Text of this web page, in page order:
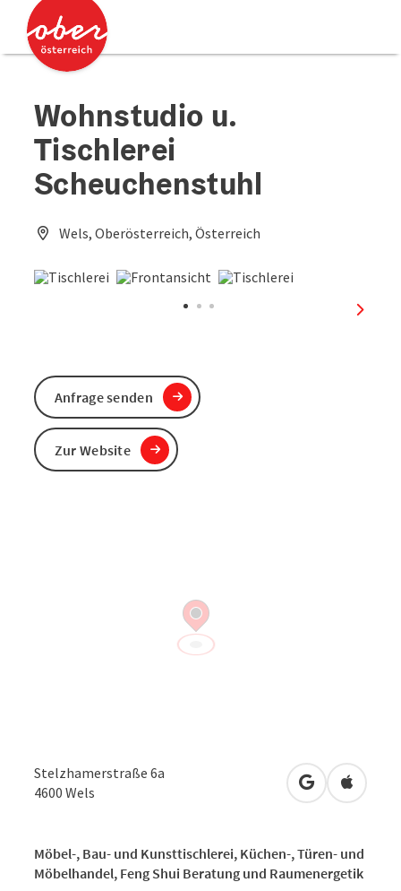
Zum Inhalt
Zum Seitenanfang
Wohnstudio u.
Tischlerei
Scheuchenstuhl
Wels, Oberösterreich, Österreich
Stelzhamerstraße 6a
4600 Wels in Google
in
Möbel-, Bau- und Kunsttischlerei, Küchen-, Türen- und
Möbelhandel, Feng Shui Beratung und Raumenergetik
Anfrage senden
Zur Website